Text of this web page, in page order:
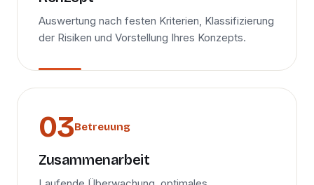
Auswertung nach festen Kriterien, Klassifizierung
der Risiken und Vorstellung Ihres Konzepts.
Betreuung
Zusammenarbeit